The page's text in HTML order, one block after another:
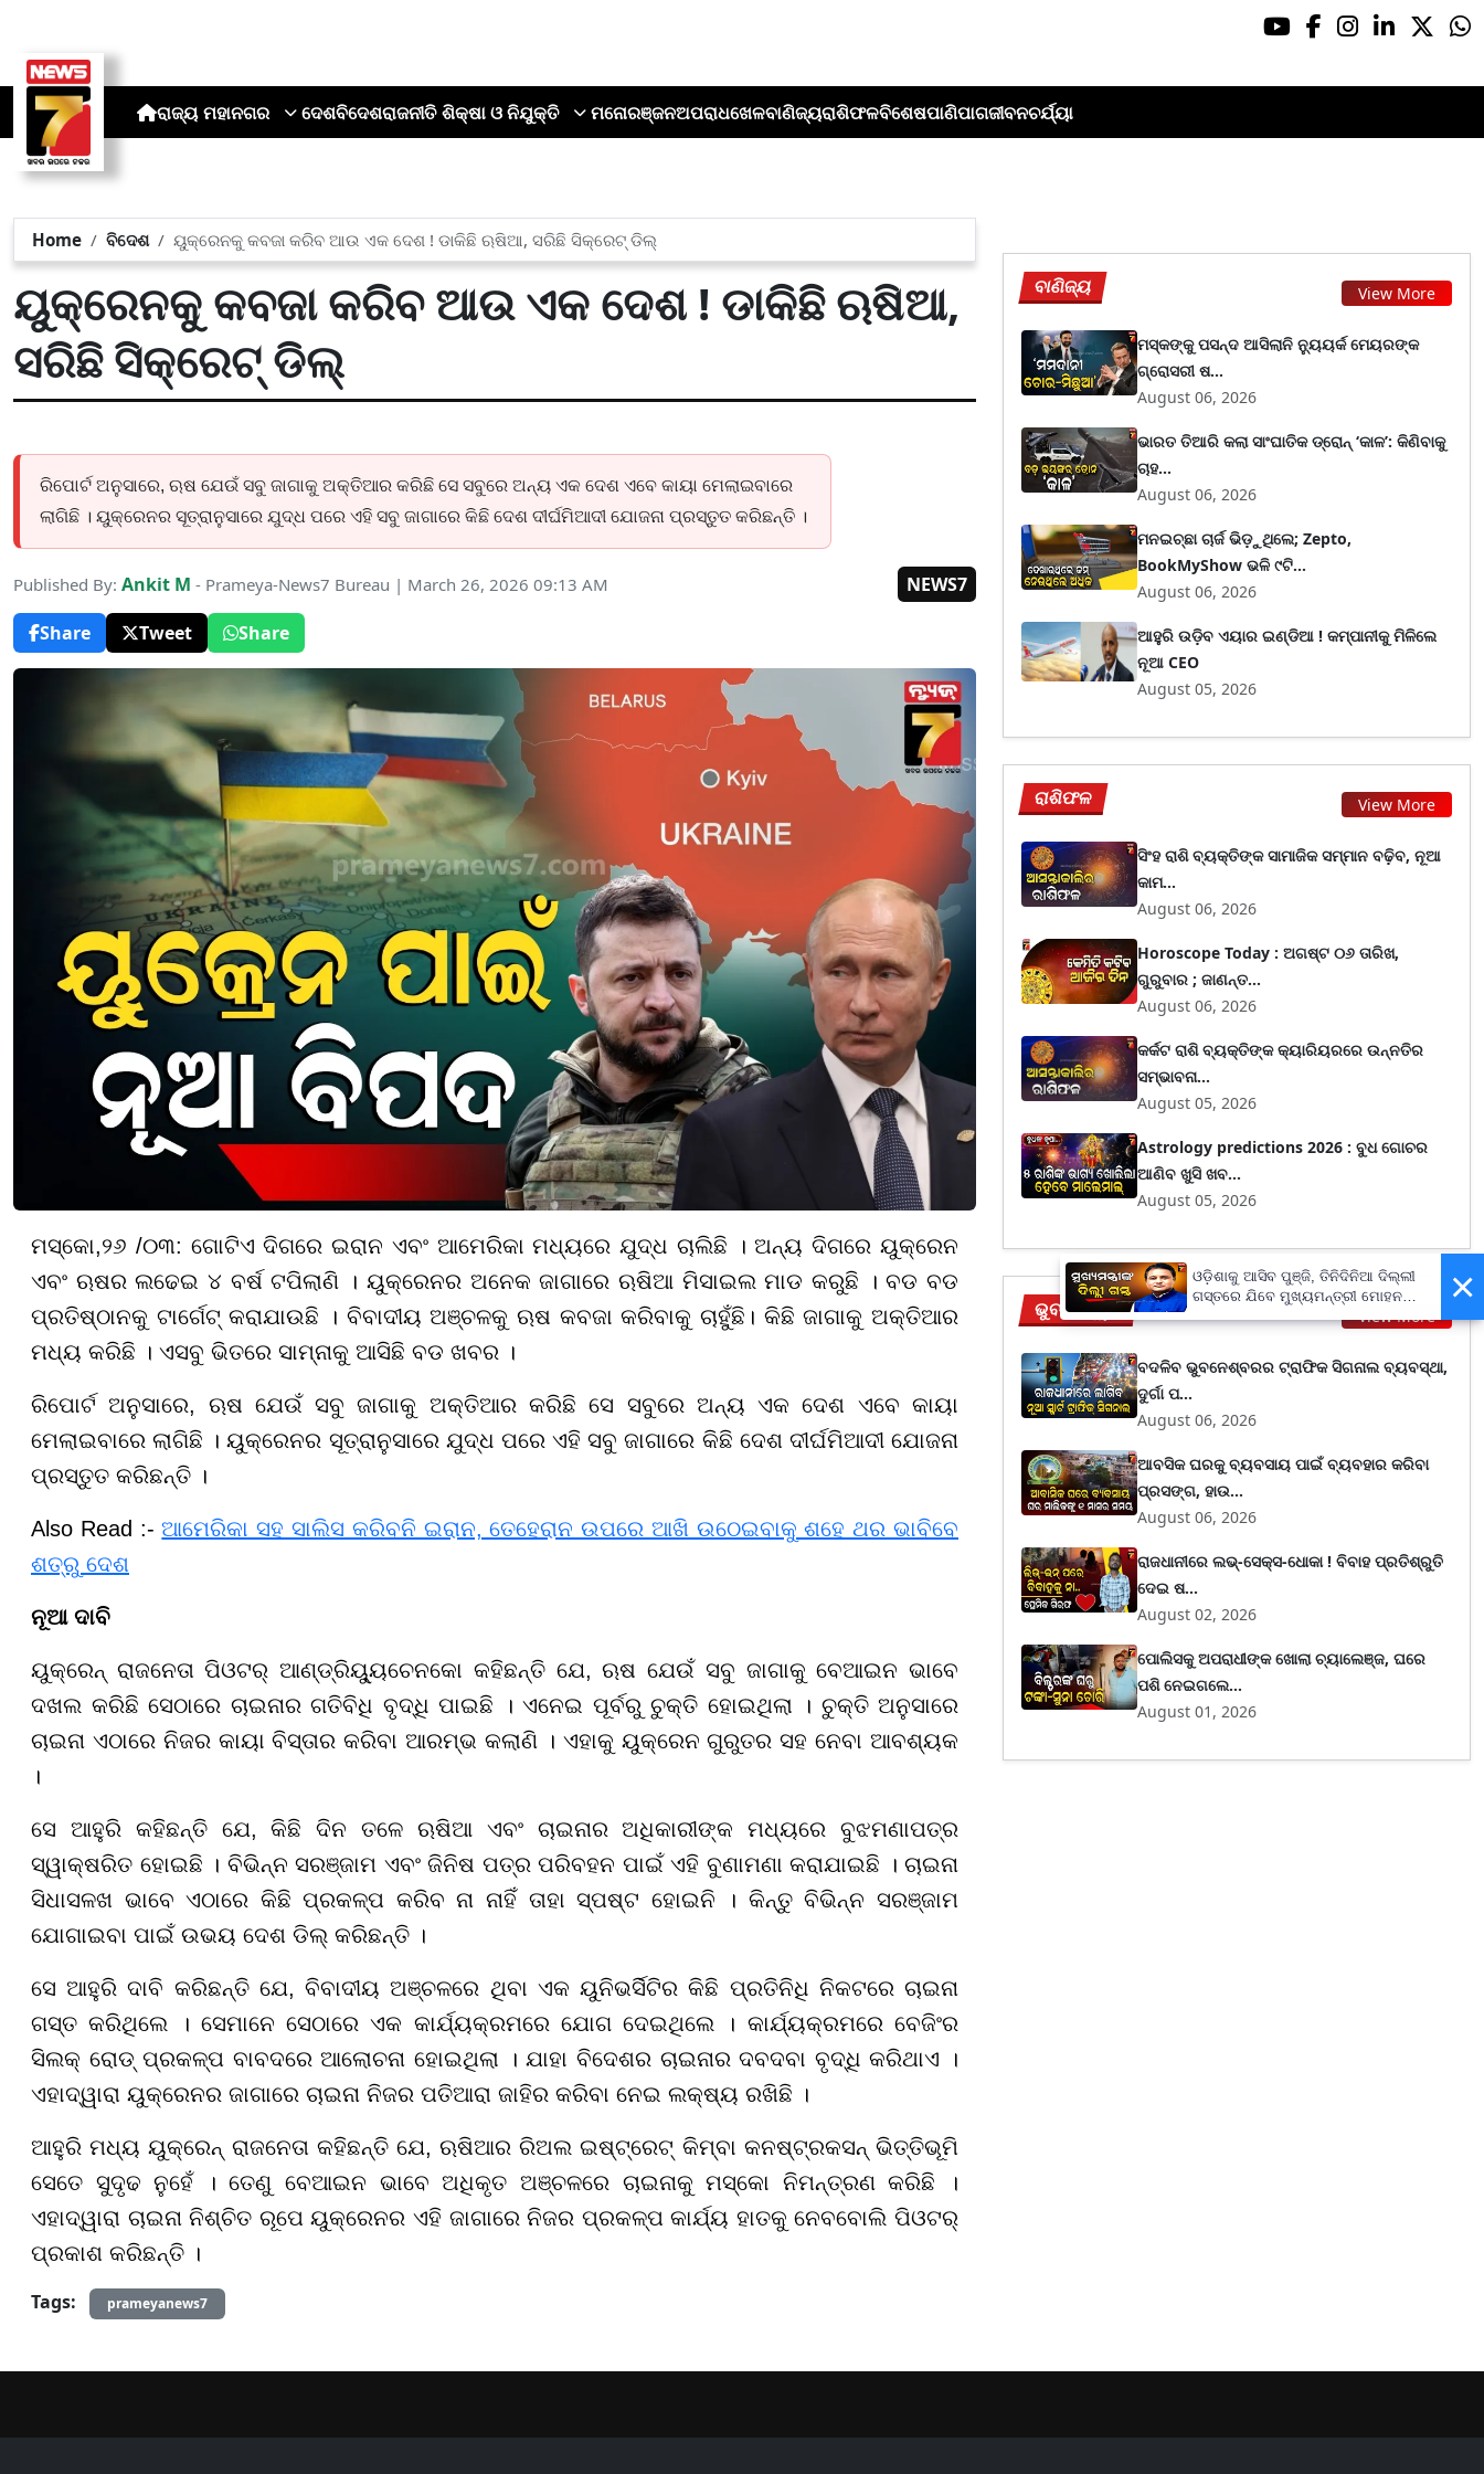
ରାଜ୍ୟ ମହାନଗର ଦେଶବିଦେଶରାଜନୀତି ଶିକ୍ଷା ଓ ନିଯୁକ୍ତି ମନୋରଞ୍ଜନଅପରାଧଖେଳବାଣିଜ୍ୟରାଶିଫଳବିଶେଷପାଣିପାଗଜୀବନଚର୍ଯ୍ୟା
Home ବିଦେଶ ୟୁକ୍ରେନକୁ କବଜା କରିବ ଆଉ ଏକ ଦେଶ ! ଡାକିଛି ଋଷିଆ, ସରିଛି ସିକ୍ରେଟ୍ ଡିଲ୍
ୟୁକ୍ରେନକୁ କବଜା କରିବ ଆଉ ଏକ ଦେଶ ! ଡାକିଛି ଋଷିଆ,
ସରିଛି ସିକ୍ରେଟ୍ ଡିଲ୍
ରିପୋର୍ଟ ଅନୁସାରେ, ଋଷ ଯେଉଁ ସବୁ ଜାଗାକୁ ଅକ୍ତିଆର କରିଛି ସେ ସବୁରେ ଅନ୍ୟ ଏକ ଦେଶ ଏବେ କାୟା ମେଲାଇବାରେ
ଲାଗିଛି । ୟୁକ୍ରେନର ସୂତ୍ରାନୁସାରେ ଯୁଦ୍ଧ ପରେ ଏହି ସବୁ ଜାଗାରେ କିଛି ଦେଶ ଦୀର୍ଘମିଆଦୀ ଯୋଜନା ପ୍ରସ୍ତୁତ କରିଛନ୍ତି ।
Published By: Ankit M - Prameya-News7 Bureau | March 26, 2026 09:13 AM
NEWS7
Share
Tweet Share
ମସ୍କୋ,୨୬ /୦୩: ଗୋଟିଏ ଦିଗରେ ଇରାନ ଏବଂ ଆମେରିକା ମଧ୍ୟରେ ଯୁଦ୍ଧ ଚାଲିଛି । ଅନ୍ୟ ଦିଗରେ ୟୁକ୍ରେନ
ଏବଂ ଋଷର ଲଢେଇ୪ ବର୍ଷ ଟପିଲାଣି । ୟୁକ୍ରେନର ଅନେକ ଜାଗାରେ ଋଷିଆ ମିସାଇଲ ମାଡ କରୁଛି । ବଡ ବଡ
ପ୍ରତିଷ୍ଠାନକୁ ଟାର୍ଗେଟ୍ କରାଯାଉଛି । ବିବାଦୀୟ ଅଞ୍ଚଳକୁ ଋଷ କବଜା କରିବାକୁ ଚାହୁଁଛି । କିଛି ଜାଗାକୁ ଅକ୍ତିଆର
ମଧ୍ୟ କରିଛି । ଏସବୁ ଭିତରେ ସାମ୍ନାକୁ ଆସିଛି ବଡ ଖବର ।
ରିପୋର୍ଟ ଅନୁସାରେ, ଋଷ ଯେଉଁ ସବୁ ଜାଗାକୁ ଅକ୍ତିଆର କରିଛି ସେ ସବୁରେ ଅନ୍ୟ ଏକ ଦେଶ ଏବେ କାୟା
ମେଲାଇବାରେ ଲାଗିଛି । ୟୁକ୍ରେନର ସୂତ୍ରାନୁସାରେ ଯୁଦ୍ଧ ପରେ ଏହି ସବୁ ଜାଗାରେ କିଛି ଦେଶ ଦୀର୍ଘମିଆଦୀ ଯୋଜନା
ପ୍ରସ୍ତୁତ କରିଛନ୍ତି ।
​​​​​​​Also Read :-ଆମେରିକା ସହ ସାଲିସ କରିବନି ଇରାନ, ତେହେରାନ ଉପରେ ଆଖି ଉଠେଇବାକୁ ଶହେ ଥର ଭାବିବେ
ଶତ୍ରୁ ଦେଶ
ନୂଆ ଦାବି
ୟୁକ୍ରେନ୍ ରାଜନେତା ପିଓଟର୍ ଆଣ୍ଡ୍ରିୟ୍ୟୁଚେନକୋ କହିଛନ୍ତି ଯେ, ଋଷ ଯେଉଁ ସବୁ ଜାଗାକୁ ବେଆଇନ ଭାବେ
ଦଖଲ କରିଛି ସେଠାରେ ଚାଇନାର ଗତିବିଧି ବୃଦ୍ଧି ପାଇଛି । ଏନେଇ ପୂର୍ବରୁ ଚୁକ୍ତି ହୋଇଥିଲା । ଚୁକ୍ତି ଅନୁସାରେ
ଚାଇନା ଏଠାରେ ନିଜର କାୟା ବିସ୍ତାର କରିବା ଆରମ୍ଭ କଲାଣି । ଏହାକୁ ୟୁକ୍ରେନ ଗୁରୁତର ସହ ନେବା ଆବଶ୍ୟକ
।
ସେ ଆହୁରି କହିଛନ୍ତି ଯେ, କିଛି ଦିନ ତଳେ ଋଷିଆ ଏବଂ ଚାଇନାର ଅଧିକାରୀଙ୍କ ମଧ୍ୟରେ ବୁଝମଣାପତ୍ର
ସ୍ୱାକ୍ଷରିତ ହୋଇଛି । ବିଭିନ୍ନ ସରଞ୍ଜାମ ଏବଂ ଜିନିଷ ପତ୍ର ପରିବହନ ପାଇଁ ଏହି ବୁଣାମଣା କରାଯାଇଛି । ଚାଇନା
ସିଧାସଳଖ ଭାବେ ଏଠାରେ କିଛି ପ୍ରକଳ୍ପ କରିବ ନା ନାହିଁ ତାହା ସ୍ପଷ୍ଟ ହୋଇନି । କିନ୍ତୁ ବିଭିନ୍ନ ସରଞ୍ଜାମ
ଯୋଗାଇବା ପାଇଁ ଉଭୟ ଦେଶ ଡିଲ୍ କରିଛନ୍ତି ।
ସେ ଆହୁରି ଦାବି କରିଛନ୍ତି ଯେ, ବିବାଦୀୟ ଅଞ୍ଚଳରେ ଥିବା ଏକ ୟୁନିଭର୍ସିଟିର କିଛି ପ୍ରତିନିଧି ନିକଟରେ ଚାଇନା
ଗସ୍ତ କରିଥିଲେ । ସେମାନେ ସେଠାରେ ଏକ କାର୍ଯ୍ୟକ୍ରମରେ ଯୋଗ ଦେଇଥିଲେ । କାର୍ଯ୍ୟକ୍ରମରେ ବେଜିଂର
ସିଲକ୍ ରୋଡ୍ ପ୍ରକଳ୍ପ ବାବଦରେ ଆଲୋଚନା ହୋଇଥିଲା । ଯାହା ବିଦେଶର ଚାଇନାର ଦବଦବା ବୃଦ୍ଧି କରିଥାଏ ।
ଏହାଦ୍ୱାରା ୟୁକ୍ରେନର ଜାଗାରେ ଚାଇନା ନିଜର ପତିଆରା ଜାହିର କରିବା ନେଇ ଲକ୍ଷ୍ୟ ରଖିଛି ।
ଆହୁରି ମଧ୍ୟ ୟୁକ୍ରେନ୍ ରାଜନେତା କହିଛନ୍ତି ଯେ, ଋଷିଆର ରିଅଲ ଇଷ୍ଟ୍ରେଟ୍ କିମ୍ବା କନଷ୍ଟ୍ରକସନ୍ ଭିତ୍ତିଭୂମି
ସେତେ ସୁଦୃଢ ନୁହେଁ । ତେଣୁ ବେଆଇନ ଭାବେ ଅଧିକୃତ ଅଞ୍ଚଳରେ ଚାଇନାକୁମସ୍କୋ ନିମନ୍ତ୍ରଣ କରିଛି ।
ଏହାଦ୍ୱାରା ଚାଇନା ନିଶ୍ଚିତ ରୂପେ ୟୁକ୍ରେନର ଏହି ଜାଗାରେ ନିଜର ପ୍ରକଳ୍ପ କାର୍ଯ୍ୟ ହାତକୁ ନେବବୋଲି ପିଓଟର୍
ପ୍ରକାଶ କରିଛନ୍ତି ।
Tags:
prameyanews7
ବାଣିଜ୍ୟ View More
ମସ୍କଙ୍କୁ ପସନ୍ଦ ଆସିଲାନି ନ୍ୟୁୟର୍କ ମେୟରଙ୍କ
ଗ୍ରୋସରୀ ଷ...
August 06, 2026
ଭାରତ ତିଆରି କଲା ସାଂଘାତିକ ଡ୍ରୋନ୍ ‘କାଳ’: କିଣିବାକୁ
ଚାହ...
August 06, 2026
ମନଇଚ୍ଛା ଚାର୍ଜ ଭିଡ଼ୁଥିଲେ; Zepto,
BookMyShow ଭଳି ୯ଟି...
August 06, 2026
ଆହୁରି ଉଡ଼ିବ ଏୟାର ଇଣ୍ଡିଆ ! କମ୍ପାନୀକୁ ମିଳିଲେ
ନୂଆ CEO
August 05, 2026
ରାଶିଫଳ View More
ସିଂହ ରାଶି ବ୍ୟକ୍ତିଙ୍କ ସାମାଜିକ ସମ୍ମାନ ବଢ଼ିବ, ନୂଆ
କାମ...
August 06, 2026
Horoscope Today : ଅଗଷ୍ଟ ୦୬ ତାରିଖ,
ଗୁରୁବାର ; ଜାଣନ୍ତ...
August 06, 2026
କର୍କଟ ରାଶି ବ୍ୟକ୍ତିଙ୍କ କ୍ୟାରିୟରରେ ଉନ୍ନତିର
ସମ୍ଭାବନା...
August 05, 2026
Astrology predictions 2026 : ବୁଧ ଗୋଚର
ଆଣିବ ଖୁସି ଖବ...
August 05, 2026
ଭୁବନେଶ୍ୱର View More
ବଦଳିବ ଭୁବନେଶ୍ବରର ଟ୍ରାଫିକ ସିଗନାଲ ବ୍ୟବସ୍ଥା,
ଦୁର୍ଗା ପ...
August 06, 2026
ଆବସିକ ଘରକୁ ବ୍ୟବସାୟ ପାଇଁ ବ୍ୟବହାର କରିବା
ପ୍ରସଙ୍ଗ, ହାଉ...
August 06, 2026
ରାଜଧାନୀରେ ଲଭ୍-ସେକ୍ସ-ଧୋକା ! ବିବାହ ପ୍ରତିଶ୍ରୁତି
ଦେଇ ଷ...
August 02, 2026
ପୋଲିସକୁ ଅପରାଧୀଙ୍କ ଖୋଲା ଚ୍ୟାଲେଞ୍ଜ, ଘରେ
ପଶି ନେଇଗଲେ...
August 01, 2026
×
ଓଡ଼ିଶାକୁ ଆସିବ ପୁଞ୍ଜି, ତିନିଦିନିଆ ଦିଲ୍ଲୀ
ଗସ୍ତରେ ଯିବେ ମୁଖ୍ୟମନ୍ତ୍ରୀ ମୋହନ
ମାଝୀ